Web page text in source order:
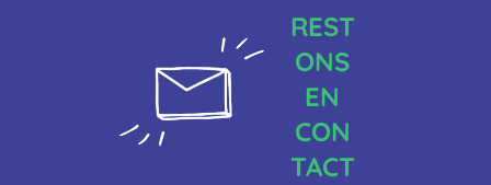
REST
ONS
EN
CON
TACT